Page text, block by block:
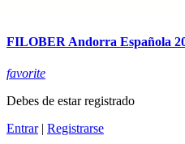
FILOBER Andorra Española
favorite
Debes de estar registrado
Entrar| Registrarse